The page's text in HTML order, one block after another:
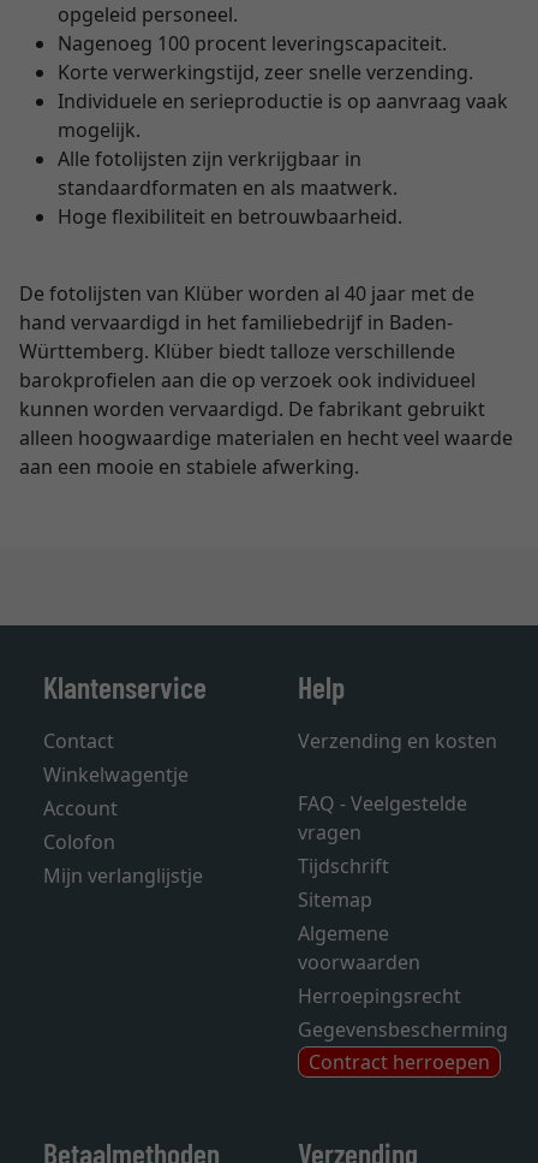
opgeleid personeel.
Nagenoeg 100 procent leveringscapaciteit.
Korte verwerkingstijd, zeer snelle verzending.
Individuele en serieproductie is op aanvraag vaak
mogelijk.
Alle fotolijsten zijn verkrijgbaar in
standaardformaten en als maatwerk.
Hoge flexibiliteit en betrouwbaarheid.
De fotolijsten van Klüber worden al 40 jaar met de
hand vervaardigd in het familiebedrijf in Baden-
Württemberg. Klüber biedt talloze verschillende
barokprofielen aan die op verzoek ook individueel
kunnen worden vervaardigd. De fabrikant gebruikt
alleen hoogwaardige materialen en hecht veel waarde
aan een mooie en stabiele afwerking.
Klantenservice
Contact
Winkelwagentje
Account
Colofon
Mijn verlanglijstje
Help
Verzending en kosten
FAQ - Veelgestelde
vragen
Tijdschrift
Sitemap
Algemene
voorwaarden
Herroepingsrecht
Gegevensbescherming
Contract herroepen
Betaalmethoden Verzending